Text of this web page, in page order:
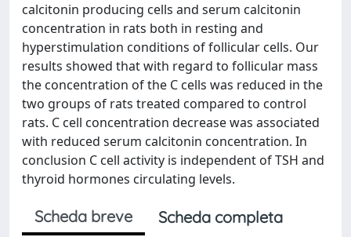
calcitonin producing cells and serum calcitonin
concentration in rats both in resting and
hyperstimulation conditions of follicular cells. Our
results showed that with regard to follicular mass
the concentration of the C cells was reduced in the
two groups of rats treated compared to control
rats. C cell concentration decrease was associated
with reduced serum calcitonin concentration. In
conclusion C cell activity is independent of TSH and
thyroid hormones circulating levels.
Scheda breve
Scheda completa